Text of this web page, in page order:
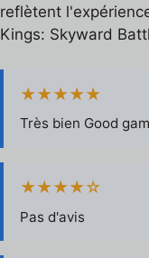
reflètent
Kings: Skyward
★★★★★
Très bien Good
★★★★☆
Pas d'avis